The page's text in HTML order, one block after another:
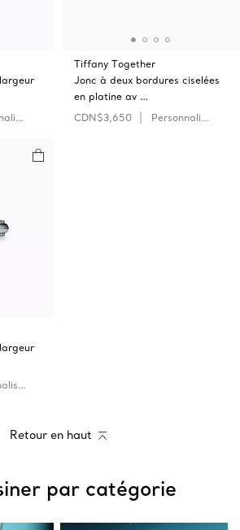
Tiffany Together
Jonc à deux bordures ciselées
en platine av …
CDN$3,650
Personnaliser
Retour en haut
par catégorie